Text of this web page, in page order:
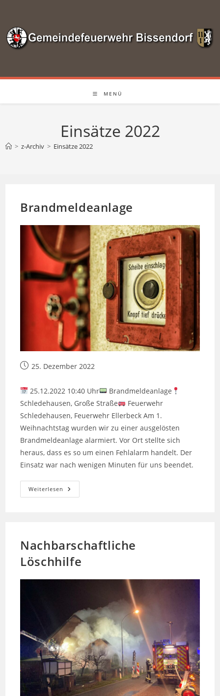
springen
MENÜ
Einsätze 2022
> z-Archiv > Einsätze 2022
Brandmeldeanlage
Beitrag25. Dezember 2022
25.12.2022 10:40 Uhr
Brandmeldeanlage
Schledehausen, Große Straße
Feuerwehr
Schledehausen, Feuerwehr Ellerbeck Am 1.
Weihnachtstag wurden wir zu einer ausgelösten
Brandmeldeanlage alarmiert. Vor Ort stellte sich
heraus, dass es so um einen Fehlalarm handelt. Der
Einsatz war nach wenigen Minuten für uns beendet.
Weiterlesen Brandmeldeanlage
Nachbarschaftliche
Löschhilfe